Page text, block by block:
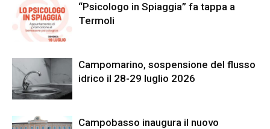
“Psicologo in Spiaggia” fa tappa a
Termoli
Campomarino, sospensione del flusso
idrico il 28-29 luglio 2026
Campobasso inaugura il nuovo